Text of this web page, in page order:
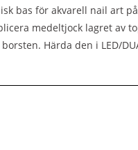
bas för akvarell nail art
medeltjock lagret av
Härda den i LED/